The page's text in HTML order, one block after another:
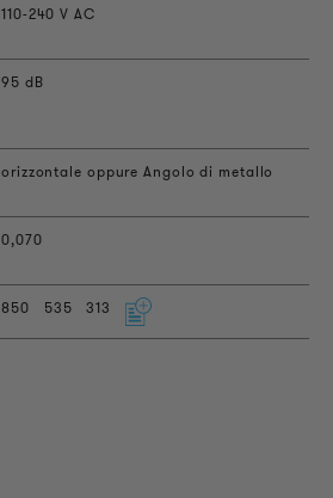
110-240 V AC
95 dB
orizzontale oppure Angolo di metallo
0,070
850 535 313